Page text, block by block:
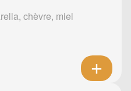
chèvre, miel